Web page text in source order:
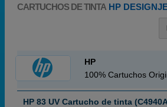
CARTUCHOS DE TINTA HP
HP
100% Cartuchos
HP 83 UV Cartucho de tinta